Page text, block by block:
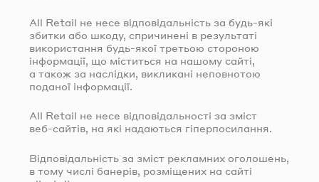
All Retail не несе відповідальність за будь-які
збитки або шкоду, спричинені в результаті
використання будь-якої третьою стороною
інформації, що міститься на нашому сайті,
а також за наслідки, викликані неповнотою
поданої інформації.
All Retail не несе відповідальності за зміст
веб-сайтів, на які надаються гіперпосилання.
Відповідальність за зміст рекламних оголошень,
в тому числі банерів, розміщених на сайті